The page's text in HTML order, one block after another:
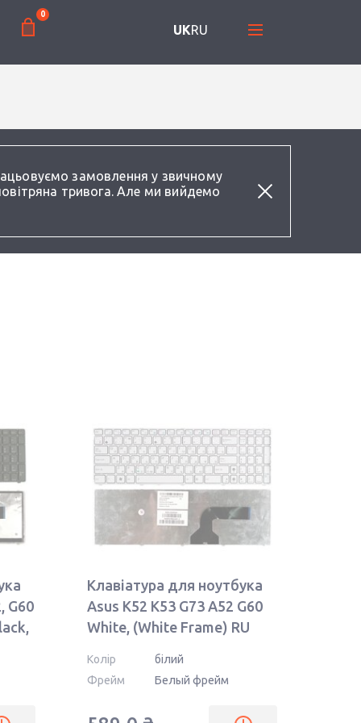
замовлення у звичному
тривога. Але ми вийдемо
0
UKRU
G60
Клавіатура для ноутбука
Asus K52 K53 G73 A52 G60
White, (White Frame) RU
Колір
білий
Фрейм
Белый фрейм